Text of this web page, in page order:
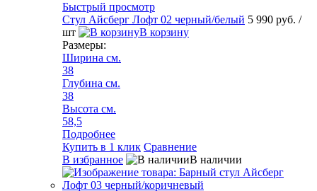
Быстрый просмотр
Стул Айсберг Лофт 02 черный/белый 5 990 руб. /
шт
В корзину
Размеры:
Ширина см.
38
Глубина см.
38
Высота см.
58,5
Подробнее
Купить в 1 клик Сравнение
В избранное
В наличии